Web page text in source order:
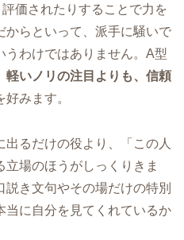
価されたりすることで力を
からといって、派手に騒いで
うわけではありません。A型
軽いノリの注目よりも、信頼
好みます。
るだけの役より、「この人
場のほうがしっくりきま
き文句やその場だけの特別
当に自分を見てくれているか